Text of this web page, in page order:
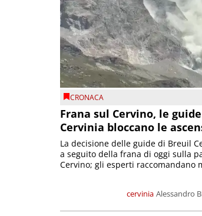
CRONACA
Frana sul Cervino, le
Cervinia bloccano le
cervinia Alessandro
La decisione delle guide di Breuil
a seguito della frana di oggi sulla
Cervino; gli esperti raccomandano